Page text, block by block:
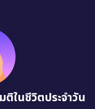
ในชีวิตประจำวัน